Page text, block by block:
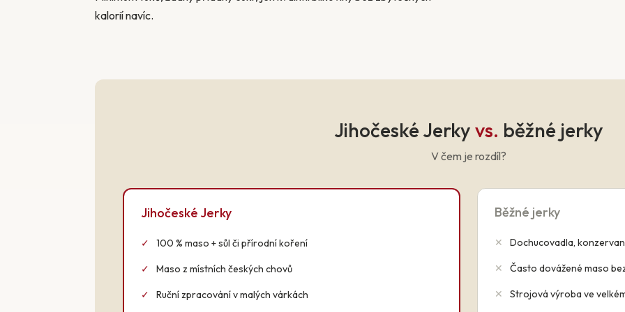
kalorií navíc.
Jihočeské Jerky vs. běžné jerky
V čem je rozdíl?
Jihočeské Jerky
✓ 100 % maso + sůl či přírodní koření
✓ Maso z místních českých chovů
✓ Ruční zpracování v malých várkách
Běžné jerky
✕ Dochucovadla,
✕ Často dovážené maso
✕ Strojová výroba ve